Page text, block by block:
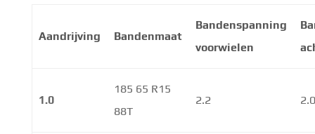
Aandrijving Bandenmaat
Bandenspanning
voorwielen
1.0
185 65 R15
88T
2.2